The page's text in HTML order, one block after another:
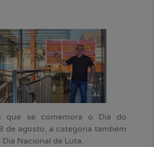
que se comemora o Dia do
de agosto, a categoria também
Dia Nacional de Luta.